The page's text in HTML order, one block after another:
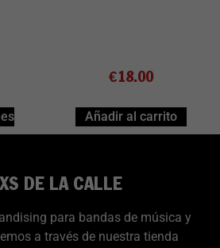
€18.00
Añadir al carrito
DE LA CALLE
para bandas de música y
a través de nuestra tienda